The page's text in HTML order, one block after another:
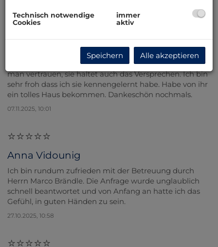
Michael Feilmaier
Die Gabriele Glombitza ist eine super Frau, ihr kann
man vertrauen, sie haltet auch das Versprechen. Ich bin
sehr froh dass ich sie kennengelernt habe. Habe von ihr
ein tolles Haus bekommen. Dankeschön nochmals.
07.11.2025, 10:01
Anna Vidounig
Ich bin rundum zufrieden mit der Betreuung durch
Herrn Marco Brändle. Die Anfrage wurde unglaublich
schnell beantwortet und von Anfang an hatte ich das
Gefühl, in guten Händen zu sein.
27.10.2025, 10:58
Technisch notwendige
Cookies
immer
aktiv
Speichern Alle akzeptieren